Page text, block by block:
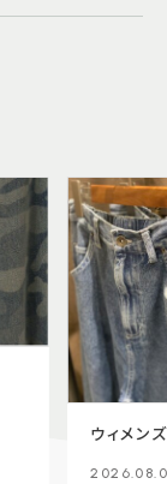
ウィメン